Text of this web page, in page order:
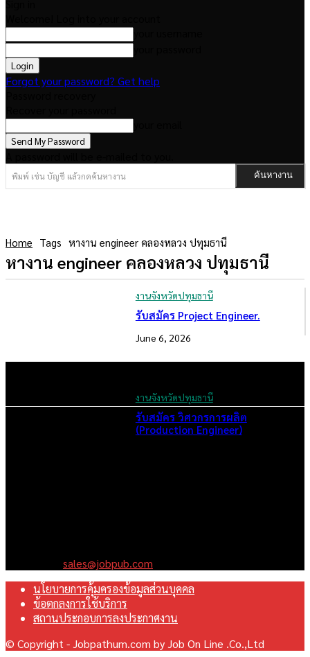
Forgot your password? Get help
พิมพ์ เช่น บัญชี แล้วกดค้นหางาน ค้นหางาน
Home Tags หางาน engineer คลองหลวง ปทุมธานี
หางาน engineer คลองหลวง ปทุมธานี
งานจังหวัดปทุมธานี
รับสมัคร Project Engineer.
June 6, 2026
งานจังหวัดปทุมธานี
รับสมัคร วิศวกรการผลิต
(Production Engineer)
sales@jobpub.com
นโยบายการคุ้มครองข้อมูลส่วนบุคคล
ข้อตกลงการใช้บริการ
สถานประกอบการลงประกาศงาน
© Copyright - Jobpathum.com by Job On Line .Co.,Ltd